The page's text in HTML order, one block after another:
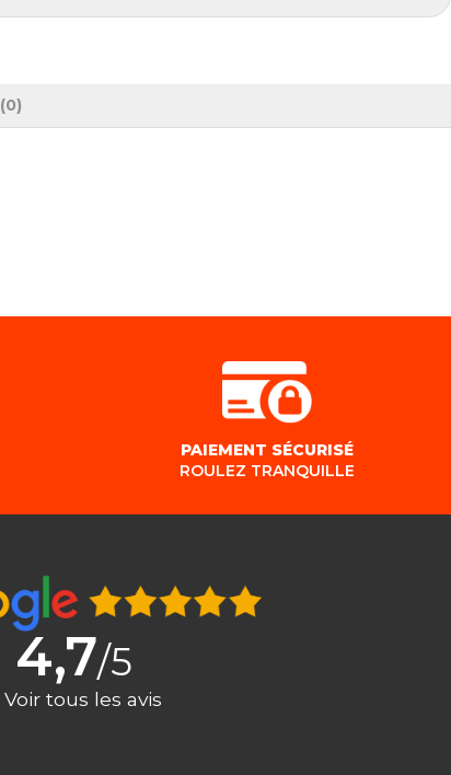
(0)
PAIEMENT SÉCURISÉ
ROULEZ TRANQUILLE
4,7/5
Voir tous les avis